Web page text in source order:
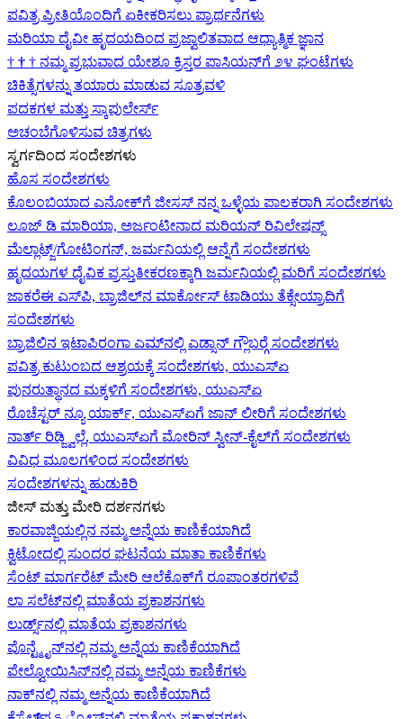
ಪವಿತ್ರ ಪ್ರೀತಿಯೊಂದಿಗೆ ಏಕೀಕರಿಸಲು ಪ್ರಾರ್ಥನೆಗಳು
ಮರಿಯಾ ದೈವೀ ಹೃದಯದಿಂದ ಪ್ರಜ್ವಾಲಿತವಾದ ಆಧ್ಯಾತ್ಮಿಕ ಜ್ಞಾನ
† † † ನಮ್ಮ ಪ್ರಭುವಾದ ಯೇಶೂ ಕ್ರಿಸ್ತರ ಪಾಸಿಯನ್‌ಗೆ ೨೪ ಘಂಟೆಗಳು
ಚಿಕಿತ್ಸೆಗಳನ್ನು ತಯಾರು ಮಾಡುವ ಸೂತ್ರವಳಿ
ಪದಕಗಳ ಮತ್ತು ಸ್ಕಾಪುಲೇರ್ಸ್
ಅಚಂಬೆಗೊಳಿಸುವ ಚಿತ್ರಗಳು
ಸ್ವರ್ಗದಿಂದ ಸಂದೇಶಗಳು
ಹೊಸ ಸಂದೇಶಗಳು
ಕೊಲಂಬಿಯಾದ ಎನೋಕ್‍ಗೆ ಜೀಸಸ್ ನನ್ನ ಒಳ್ಳೆಯ ಪಾಲಕರಾಗಿ ಸಂದೇಶಗಳು
ಲೂಜ್ ಡಿ ಮಾರಿಯಾ, ಅರ್ಜಂಟೀನಾದ ಮರಿಯನ್ ರಿವಿಲೇಷನ್ಸ್
ಮೆಲ್ಲಾಟ್ಜ್/ಗೋಟಿಂಗನ್, ಜರ್ಮನಿಯಲ್ಲಿ ಆನ್ನೆಗೆ ಸಂದೇಶಗಳು
ಹೃದಯಗಳ ದೈವಿಕ ಪ್ರಸ್ತುತೀಕರಣಕ್ಕಾಗಿ ಜರ್ಮನಿಯಲ್ಲಿ ಮರಿಗೆ ಸಂದೇಶಗಳು
ಜಾಕರೆಈ ಎಸ್‌ಪಿ, ಬ್ರಾಜಿಲ್‌ನ ಮಾರ್ಕೋಸ್ ಟಾಡಿಯು ತೆಕ್ಸೇಯ್ರಾದಿಗೆ
ಸಂದೇಶಗಳು
ಬ್ರಾಜಿಲಿನ ಇಟಾಪಿರಂಗಾ ಎಮ್‌ನಲ್ಲಿ ಎಡ್ಸಾನ್ ಗ್ಲೌಬರ್‍ಗೆ ಸಂದೇಶಗಳು
ಪವಿತ್ರ ಕುಟುಂಬದ ಆಶ್ರಯಕ್ಕೆ ಸಂದೇಶಗಳು, ಯುಎಸ್‌ಏ
ಪುನರುತ್ಥಾನದ ಮಕ್ಕಳಿಗೆ ಸಂದೇಶಗಳು, ಯುಎಸ್‌ಏ
ರೊಚೆಸ್ಟರ್ ನ್ಯೂ ಯಾರ್ಕ್, ಯುಎಸ್‌ಏ‍ಗೆ ಜಾನ್ ಲೀರಿ‍ಗೆ ಸಂದೇಶಗಳು
ನಾರ್ತ್ ರಿಡ್ಜ್ವಿಲ್ಲೆ, ಯುಎಸ್‌ಏ‍ಗೆ ಮೋರಿನ್ ಸ್ವೀನ್-ಕೈಲ್‍ಗೆ ಸಂದೇಶಗಳು
ವಿವಿಧ ಮೂಲಗಳಿಂದ ಸಂದೇಶಗಳು
ಸಂದೇಶಗಳನ್ನು ಹುಡುಕಿರಿ
ಜೀಸ್‌ ಮತ್ತು ಮೇರಿ ದರ್ಶನಗಳು
ಕಾರವಾಜ್ಜಿಯಲ್ಲಿನ ನಮ್ಮ ಅನ್ನೆಯ ಕಾಣಿಕೆಯಾಗಿದೆ
ಕ್ವಿಟೋದಲ್ಲಿ ಸುಂದರ ಘಟನೆಯ ಮಾತಾ ಕಾಣಿಕೆಗಳು
ಸೆಂಟ್ ಮಾರ್ಗರೆಟ್ ಮೇರಿ ಆಲೆಕೊಕ್‌ಗೆ ರೂಪಾಂತರಗಳಿವೆ
ಲಾ ಸಲೆಟ್‌ನಲ್ಲಿ ಮಾತೆಯ ಪ್ರಕಾಶನಗಳು
ಲುರ್ಡ್ಸ್‌ನಲ್ಲಿ ಮಾತೆಯ ಪ್ರಕಾಶನಗಳು
ಪೊನ್ಟ್ಮೈನ್‌ನಲ್ಲಿ ನಮ್ಮ ಅನ್ನೆಯ ಕಾಣಿಕೆಯಾಗಿದೆ
ಪೇಲ್ವೋಯಿಸಿನ್‌ನಲ್ಲಿ ನಮ್ಮ ಅನ್ನೆಯ ಕಾಣಿಕೆಗಳು
ನಾಕ್‌ನಲ್ಲಿ ನಮ್ಮ ಅನ್ನೆಯ ಕಾಣಿಕೆಯಾಗಿದೆ